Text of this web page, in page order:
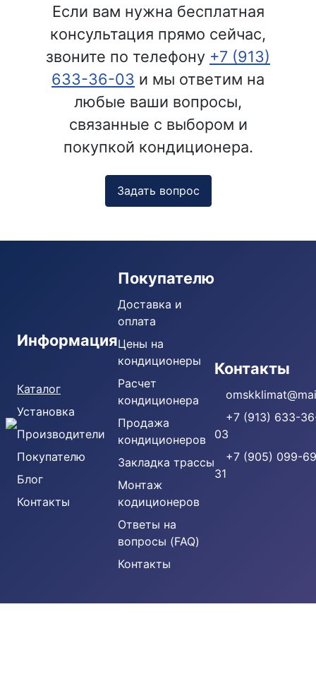
Если вам нужна бесплатная
консультация прямо сейчас,
звоните по телефону +7 (913)
633-36-03 и мы ответим на
любые ваши вопросы,
связанные с выбором и
покупкой кондиционера.
Задать вопрос
Информация
Каталог
Установка
Производители
Покупателю
Блог
Контакты
Покупателю
Доставка и
оплата
Цены на
кондиционеры
Расчет
кондиционера
Продажа
кондиционеров
Закладка трассы
Монтаж
кодиционеров
Ответы на
вопросы (FAQ)
Контакты
Контакты
+7 (913) 633-
03
+7 (905) 099-
31